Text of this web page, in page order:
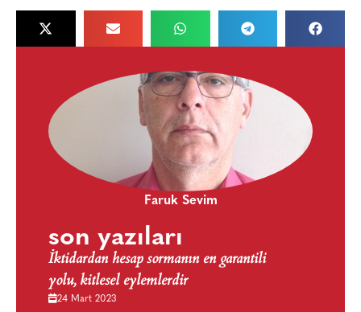
Faruk Sevim
son yazıları
İktidardan hesap sormanın en garantili
yolu, kitlesel eylemlerdir
24 Mart 2023